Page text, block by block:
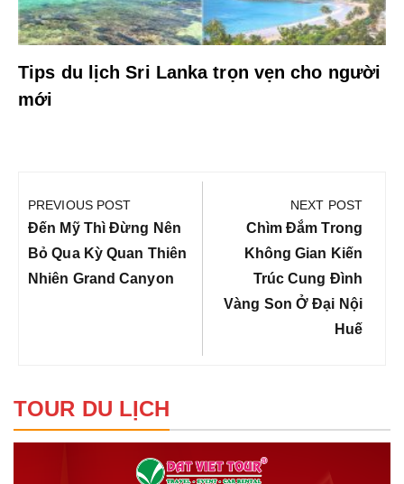
Tips du lịch Sri Lanka trọn vẹn cho người
mới
hướng
bài
viết
PREVIOUS POST
Previous
Post:
Đến Mỹ Thì Đừng Nên
Bỏ Qua Kỳ Quan Thiên
Nhiên Grand Canyon
NEXT POST
Next
Post:
Chìm Đắm Trong
Không Gian Kiến
Trúc Cung Đình
Vàng Son Ở Đại Nội
Huế
TOUR DU LỊCH